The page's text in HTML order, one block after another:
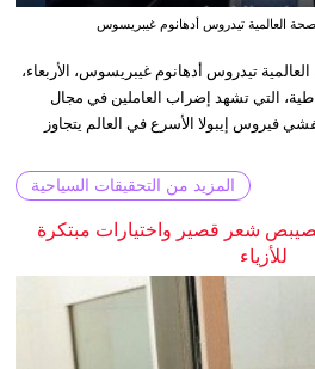
العالمية تيدروس أدهانوم غيبريسوس
تيدروس أدهانوم غيبريسوس، الأربعاء،
التي تشهد إضراب العاملين في مجال
فيروس إيبولا الأسرع في العالم يتجاوز
المزيد من التحقيقات السياحية
شعر قصير واختيارات مبتكرة
للأزياء